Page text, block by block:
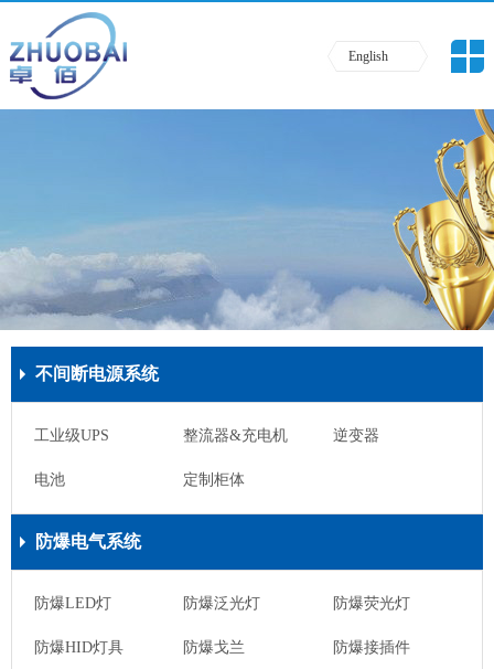
English
不间断电源系统
工业级UPS 整流器&充电机 逆变器
电池 定制柜体
防爆电气系统
防爆LED灯 防爆泛光灯 防爆荧光灯
防爆HID灯具 防爆戈兰 防爆接插件